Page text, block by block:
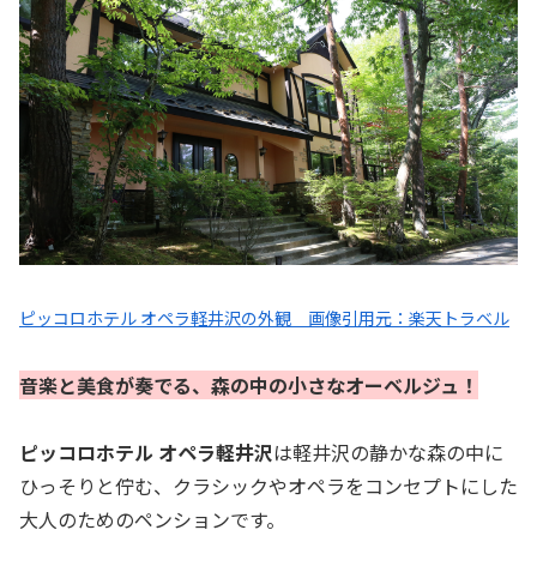
ピッコロホテル オペラ軽井沢の外観 画像引用元：楽天トラベル
音楽と美食が奏でる、森の中の小さなオーベルジュ！
ピッコロホテル オペラ軽井沢は軽井沢の静かな森の中に
ひっそりと佇む、クラシックやオペラをコンセプトにした
大人のためのペンションです。